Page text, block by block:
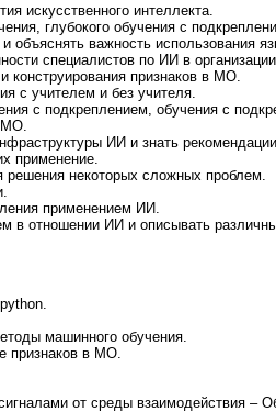
искусственного интеллекта.
глубокого обучения с
объяснять важность использования
специалистов по ИИ в организации.
конструирования признаков в МО.
с учителем и без учителя.
с подкреплением, обучения с
МО.
ИИ и знать
применение.
некоторых сложных проблем.
применением ИИ.
в отношении ИИ и описывать
машинного обучения.
признаков в МО.
от среды взаимодействия –